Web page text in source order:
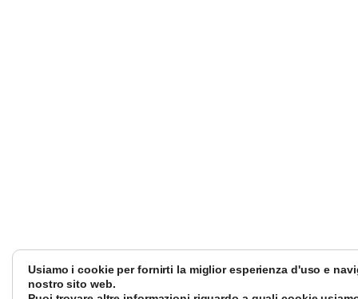
Usiamo i cookie per fornirti la miglior esperienza d'uso e
nostro sito web.